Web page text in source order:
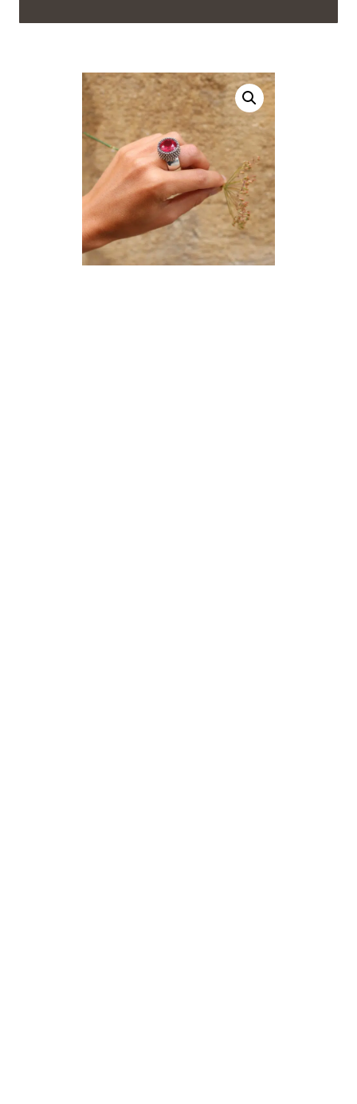
09h00 – 17h00
Neuchâtel :+41 32 724 71 24
Chaux-de-Fonds :+41 32 968 13 28